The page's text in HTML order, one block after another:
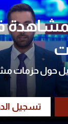
حول حزمات